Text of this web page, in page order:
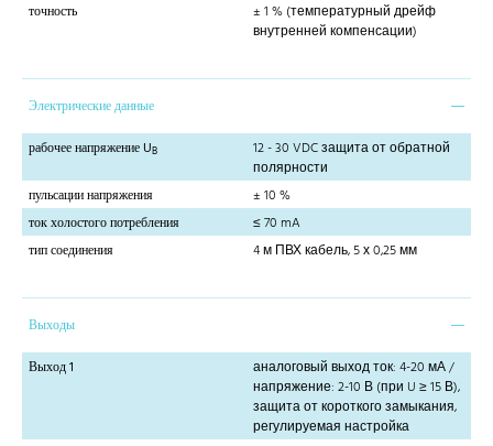
точность
± 1 % (температурный дрейф
внутренней компенсации)
Электрические данные
рабочее напряжение UB
12 - 30 VDC защита от обратной
полярности
пульсации напряжения
± 10 %
ток холостого потребления
≤ 70 mA
тип соединения
4 м ПВХ кабель, 5 х 0,25 мм
Выходы
Выход 1
аналоговый выход ток: 4-20 мА /
напряжение: 2-10 В (при U ≥ 15 В),
защита от короткого замыкания,
регулируемая настройка